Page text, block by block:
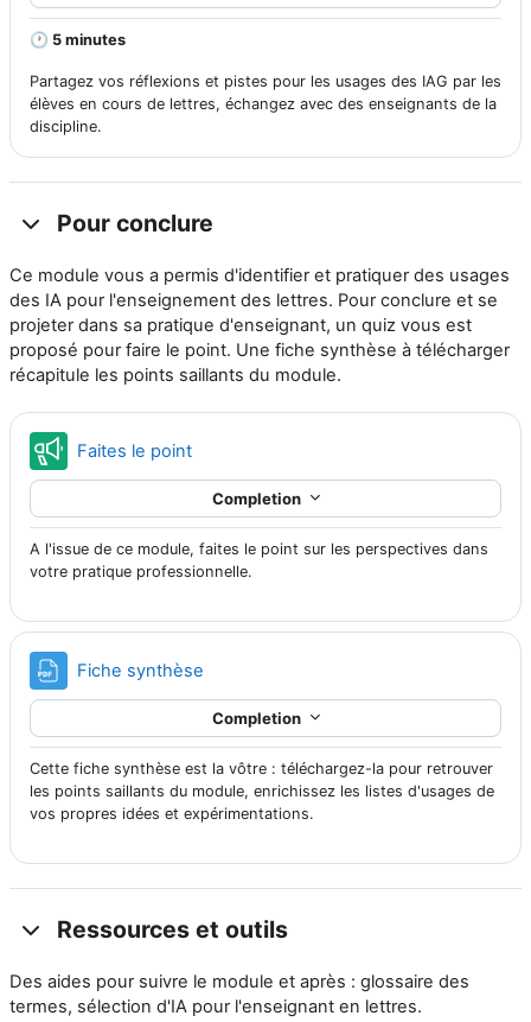
🕐 5 minutes
Partagez vos réflexions et pistes pour les usages des IAG par les
élèves en cours de lettres, échangez avec des enseignants de la
discipline.
Pour conclure
Ce module vous a permis d'identifier et pratiquer des usages
des IA pour l'enseignement des lettres. Pour conclure et se
projeter dans sa pratique d'enseignant, un quiz vous est
proposé pour faire le point. Une fiche synthèse à télécharger
récapitule les points saillants du module.
Faites le pointFeedback
Completion
A l'issue de ce module, faites le point sur les perspectives dans
votre pratique professionnelle.
Fiche synthèse
Completion
Cette fiche synthèse est la vôtre : téléchargez-la pour retrouver
les points saillants du module, enrichissez les listes d'usages de
vos propres idées et expérimentations.
Ressources et outils
Des aides pour suivre le module et après : glossaire des
termes, sélection d'IA pour l'enseignant en lettres.